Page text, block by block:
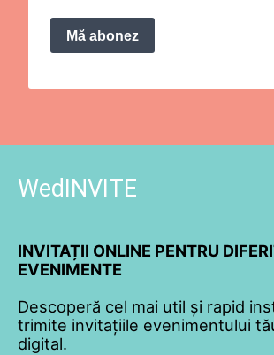
Mă abonez
WedINVITE
INVITAȚII ONLINE PENTRU
EVENIMENTE
Descoperă cel mai util și rapid
trimite invitațiile evenimentului
digital.